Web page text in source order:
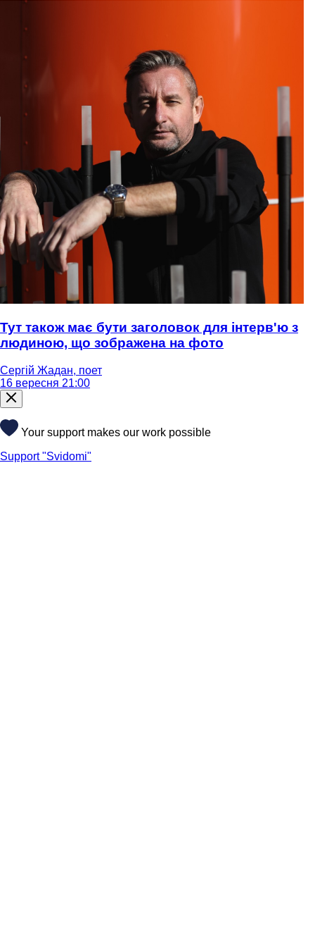
Тут також має бути заголовок для інтерв'ю з
людиною, що зображена на фото
Сергій Жадан, поет
16 вересня 21:00
Your support makes our work possible
Support "Svidomi"